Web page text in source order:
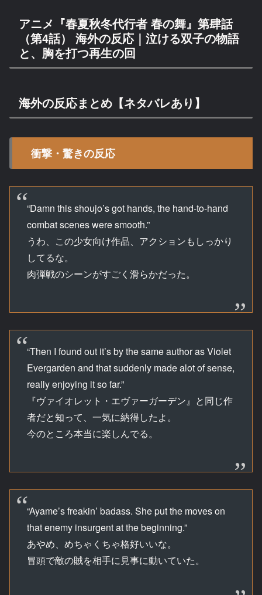
アニメ『春夏秋冬代行者 春の舞』第肆話
（第4話） 海外の反応｜泣ける双子の物語
と、胸を打つ再生の回
海外の反応まとめ【ネタバレあり】
衝撃・驚きの反応
“Damn this shoujo’s got hands, the hand-to-hand
combat scenes were smooth.”
うわ、この少女向け作品、アクションもしっかり
してるな。
肉弾戦のシーンがすごく滑らかだった。
“Then I found out it’s by the same author as Violet
Evergarden and that suddenly made alot of sense,
really enjoying it so far.”
『ヴァイオレット・エヴァーガーデン』と同じ作
者だと知って、一気に納得したよ。
今のところ本当に楽しんでる。
“Ayame’s freakin’ badass. She put the moves on
that enemy insurgent at the beginning.”
あやめ、めちゃくちゃ格好いいな。
冒頭で敵の賊を相手に見事に動いていた。